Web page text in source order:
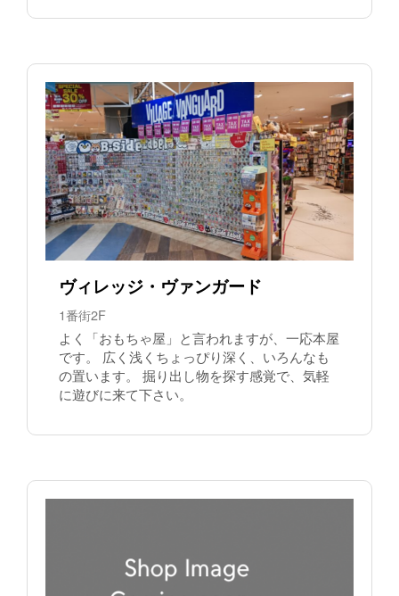
ヴィレッジ・ヴァンガード
1番街2F
よく「おもちゃ屋」と言われますが、一応本屋
です。 広く浅くちょっぴり深く、いろんなも
の置います。 掘り出し物を探す感覚で、気軽
に遊びに来て下さい。